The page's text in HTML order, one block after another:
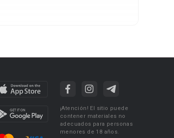
¡Atención! El sitio puede
contener materiales no
adecuados para personas
menores de 18 años.